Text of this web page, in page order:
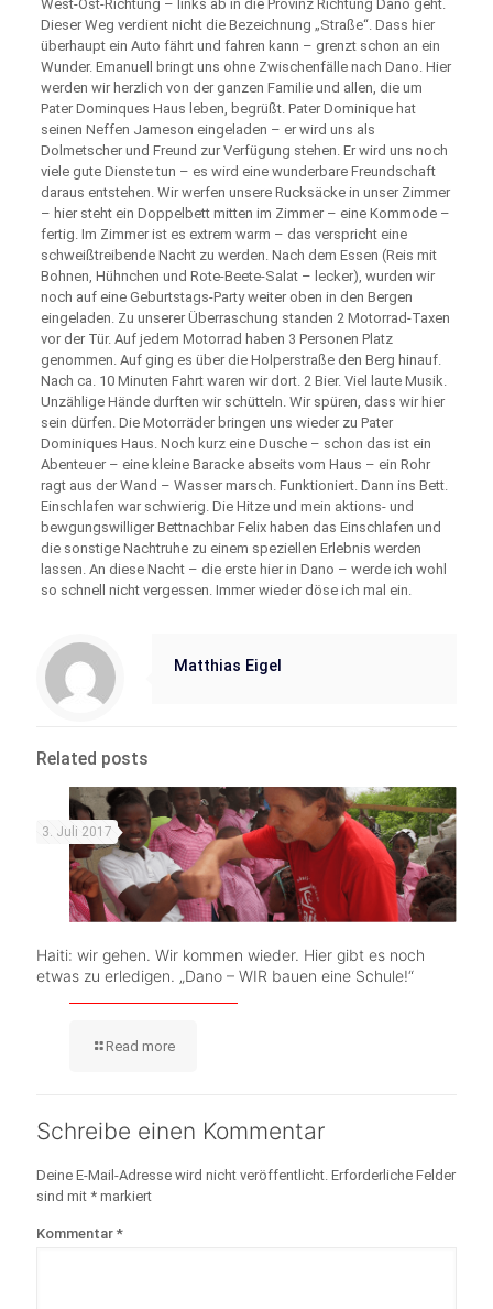
West-Ost-Richtung – links ab in die Provinz Richtung Dano geht.
Dieser Weg verdient nicht die Bezeichnung „Straße“. Dass hier
überhaupt ein Auto fährt und fahren kann – grenzt schon an ein
Wunder. Emanuell bringt uns ohne Zwischenfälle nach Dano. Hier
werden wir herzlich von der ganzen Familie und allen, die um
Pater Dominques Haus leben, begrüßt. Pater Dominique hat
seinen Neffen Jameson eingeladen – er wird uns als
Dolmetscher und Freund zur Verfügung stehen. Er wird uns noch
viele gute Dienste tun – es wird eine wunderbare Freundschaft
daraus entstehen. Wir werfen unsere Rucksäcke in unser Zimmer
– hier steht ein Doppelbett mitten im Zimmer – eine Kommode –
fertig. Im Zimmer ist es extrem warm – das verspricht eine
schweißtreibende Nacht zu werden. Nach dem Essen (Reis mit
Bohnen, Hühnchen und Rote-Beete-Salat – lecker), wurden wir
noch auf eine Geburtstags-Party weiter oben in den Bergen
eingeladen. Zu unserer Überraschung standen 2 Motorrad-Taxen
vor der Tür. Auf jedem Motorrad haben 3 Personen Platz
genommen. Auf ging es über die Holperstraße den Berg hinauf.
Nach ca. 10 Minuten Fahrt waren wir dort. 2 Bier. Viel laute Musik.
Unzählige Hände durften wir schütteln. Wir spüren, dass wir hier
sein dürfen. Die Motorräder bringen uns wieder zu Pater
Dominiques Haus. Noch kurz eine Dusche – schon das ist ein
Abenteuer – eine kleine Baracke abseits vom Haus – ein Rohr
ragt aus der Wand – Wasser marsch. Funktioniert. Dann ins Bett.
Einschlafen war schwierig. Die Hitze und mein aktions- und
bewgungswilliger Bettnachbar Felix haben das Einschlafen und
die sonstige Nachtruhe zu einem speziellen Erlebnis werden
lassen. An diese Nacht – die erste hier in Dano – werde ich wohl
so schnell nicht vergessen. Immer wieder döse ich mal ein.
Matthias Eigel
Related posts
3. Juli 2017
Haiti: wir gehen. Wir kommen wieder. Hier gibt es noch
etwas zu erledigen. „Dano – WIR bauen eine Schule!“
Read more
Schreibe einen Kommentar
Deine E-Mail-Adresse wird nicht veröffentlicht. Erforderliche Felder
sind mit * markiert
Kommentar *